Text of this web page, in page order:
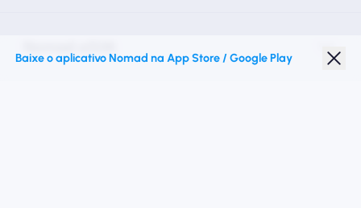
Baixe o aplicativo Nomad na App Store / Google Play